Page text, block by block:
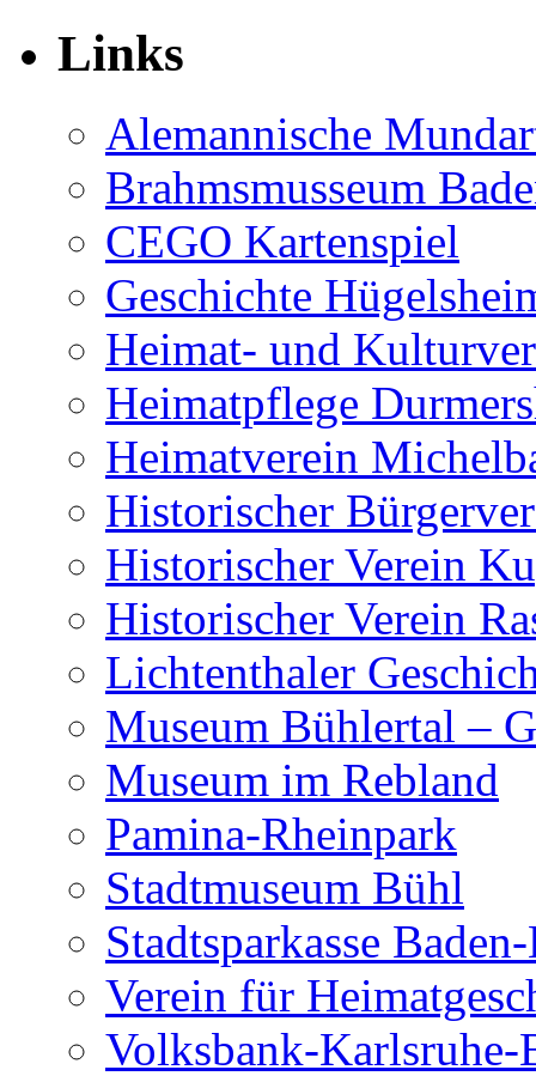
Links
Alemannische
Brahmsmusseum
CEGO Kartenspiel
Geschichte
Heimat- und
Heimatpflege
Heimatverein
Historischer
Historischer Verein
Historischer Verein
Lichtenthaler
Museum Bühlertal –
Museum im Rebland
Pamina-Rheinpark
Stadtmuseum Bühl
Stadtsparkasse
Verein für
Volksbank-Karlsruhe-